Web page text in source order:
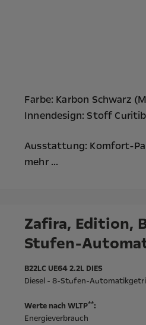
Farbe: Karbon Schwarz
Innendesign: Stoff
Ausstattung: Komfort-
mehr ...
Zafira, Edition,
Stufen-
B22LC UE64 2.2L DIES
Diesel - 8-Stufen-
Werte nach WLTP**:
Energieverbrauch